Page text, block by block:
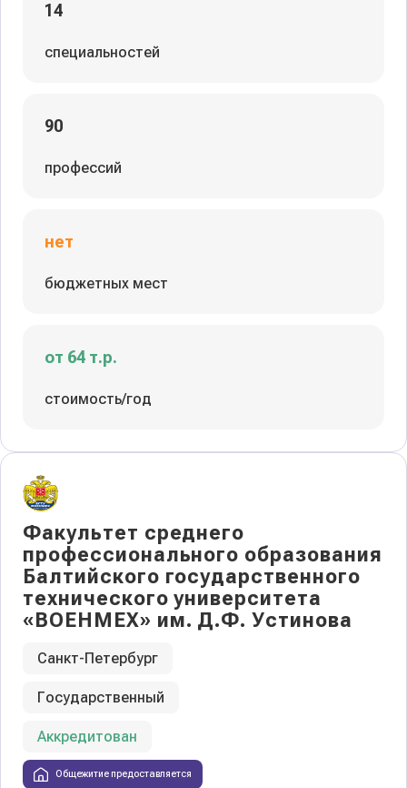
14
специальностей
90
профессий
нет
бюджетных мест
от 64 т.р.
стоимость/год
Факультет среднего
профессионального образования
Балтийского государственного
технического университета
«ВОЕНМЕХ» им. Д.Ф. Устинова
Санкт-Петербург
Государственный
Аккредитован
Общежитие предоставляется